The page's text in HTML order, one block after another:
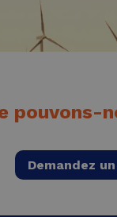
pouvons-
Demandez